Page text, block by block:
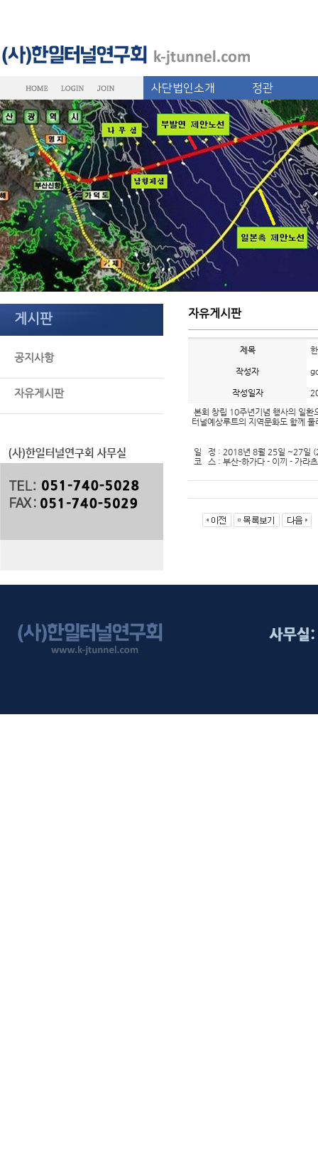
사단법인소개 정관
게시판
공지사항
자유게시판
자유게시판
제목
작성자
작성일자
본회 창립 10주년기념 행사의 일
터널예상루트의 지역문화도 함께
일 정 : 2018년 8월 25일 ~27일
코 스 : 부산-하가다 - 이끼 - 가라